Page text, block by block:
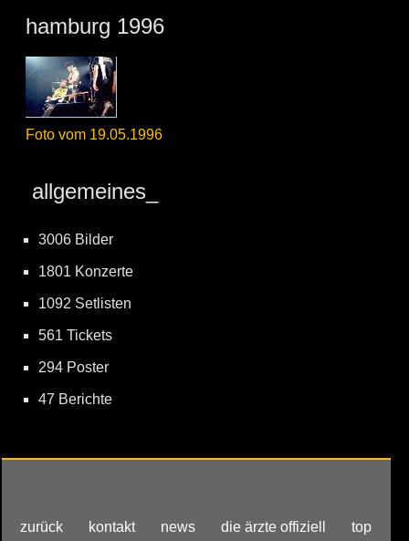
hamburg 1996
Foto vom 19.05.1996
allgemeines_
3006 Bilder
1801 Konzerte
1092 Setlisten
561 Tickets
294 Poster
47 Berichte
zurück kontakt news die ärzte offiziell top